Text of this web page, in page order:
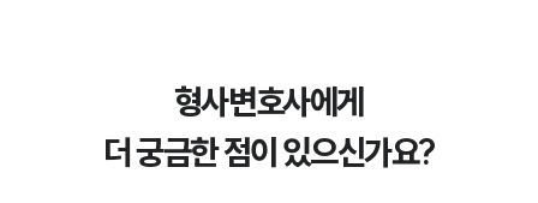
뉴스레터/브로슈어
세미나
형사변호사에게
더 궁금한 점이 있으신가요?